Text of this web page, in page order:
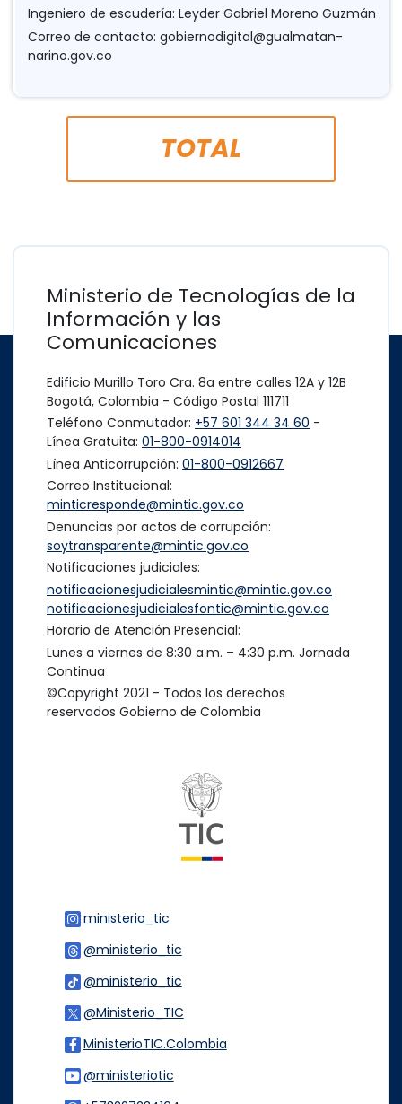
Ingeniero de escudería: Leyder Gabriel Moreno Guzmán
Correo de contacto: gobiernodigital@gualmatan-
narino.gov.co
TOTAL
Ministerio de Tecnologías de la
Información y las
Comunicaciones
Edificio Murillo Toro Cra. 8a entre calles 12A y 12B
Bogotá, Colombia - Código Postal 111711
Teléfono Conmutador: +57 601 344 34 60 -
Línea Gratuita: 01-800-0914014
Línea Anticorrupción: 01-800-0912667
Correo Institucional:
minticresponde@mintic.gov.co
Denuncias por actos de corrupción:
soytransparente@mintic.gov.co
Notificaciones judiciales:
notificacionesjudicialesmintic@mintic.gov.co
notificacionesjudicialesfontic@mintic.gov.co
Horario de Atención Presencial:
Lunes a viernes de 8:30 a.m. – 4:30 p.m. Jornada
Continua
©Copyright 2021 - Todos los derechos
reservados Gobierno de Colombia
ministerio_tic
@ministerio_tic
@ministerio_tic
@Ministerio_TIC
MinisterioTIC.Colombia
@ministeriotic